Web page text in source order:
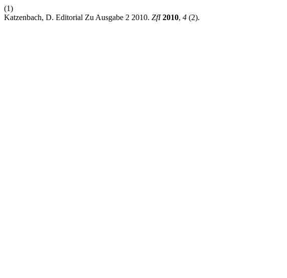
(1)
Katzenbach, D. Editorial Zu Ausgabe 2 2010. ZfI 2010, 4 (2).